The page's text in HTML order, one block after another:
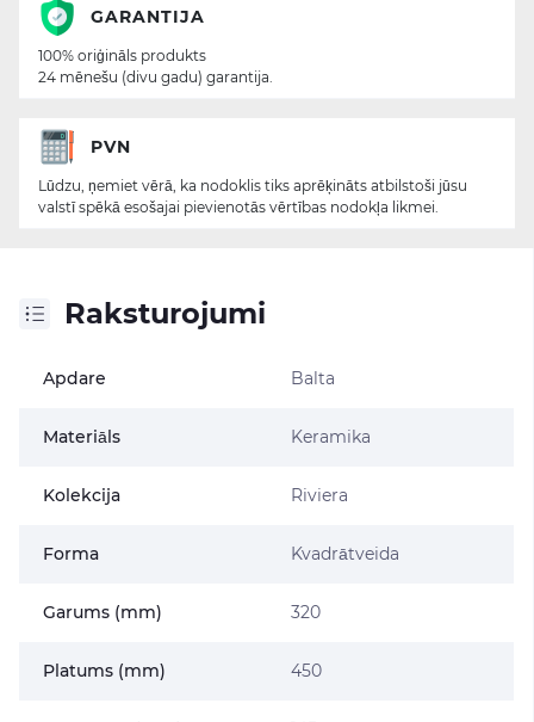
Raksturojumi
Apdare Balta
Materiāls Keramika
Kolekcija Riviera
Forma Kvadrātveida
Garums (mm) 320
Platums (mm) 450
GARANTIJA
100% oriģināls produkts
24 mēnešu (divu gadu) garantija.
PVN
Lūdzu, ņemiet vērā, ka nodoklis tiks aprēķināts atbilstoši jūsu
valstī spēkā esošajai pievienotās vērtības nodokļa likmei.